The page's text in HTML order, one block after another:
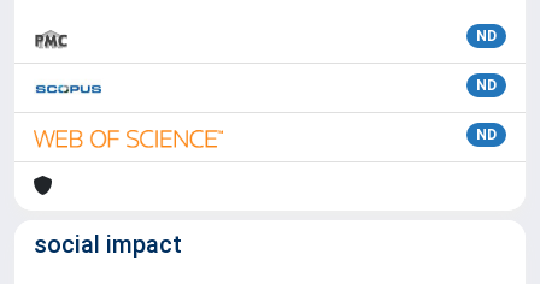
ND
ND
ND
social impact